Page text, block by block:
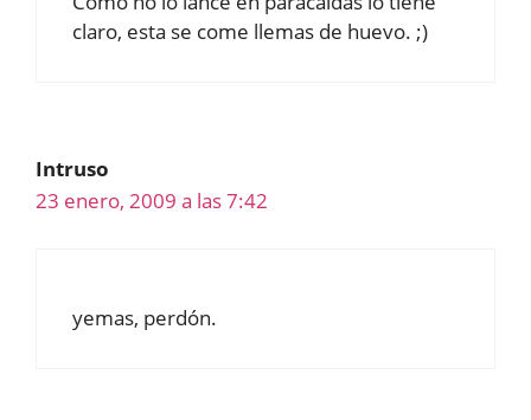
claro, esta se come llemas de huevo. ;)
Intruso
23 enero, 2009 a las 7:42
yemas, perdón.